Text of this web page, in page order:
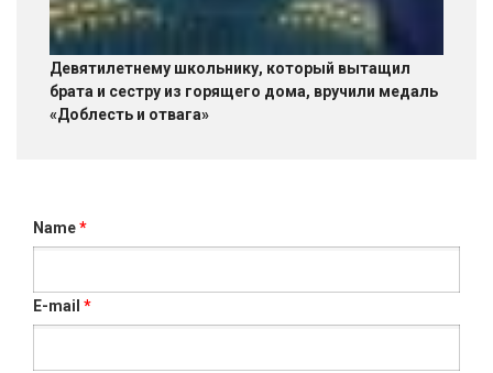
Девятилетнему школьнику, который вытащил
брата и сестру из горящего дома, вручили медаль
«Доблесть и отвага»
Name*
E-mail *